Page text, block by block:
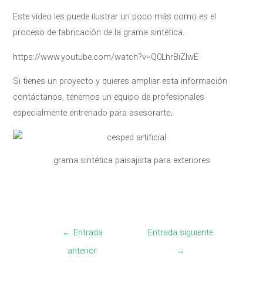
Este vídeo les puede ilustrar un poco más como es el
proceso de fabricación de la grama sintética.
https://www.youtube.com/watch?v=Q0LhrBiZIwE
Si tienes un proyecto y quieres ampliar esta información
contáctanos, tenemos un equipo de profesionales
especialmente entrenado para asesorarte.
grama sintética paisajista para exteriores
← Entrada
anterior
Entrada siguiente
→